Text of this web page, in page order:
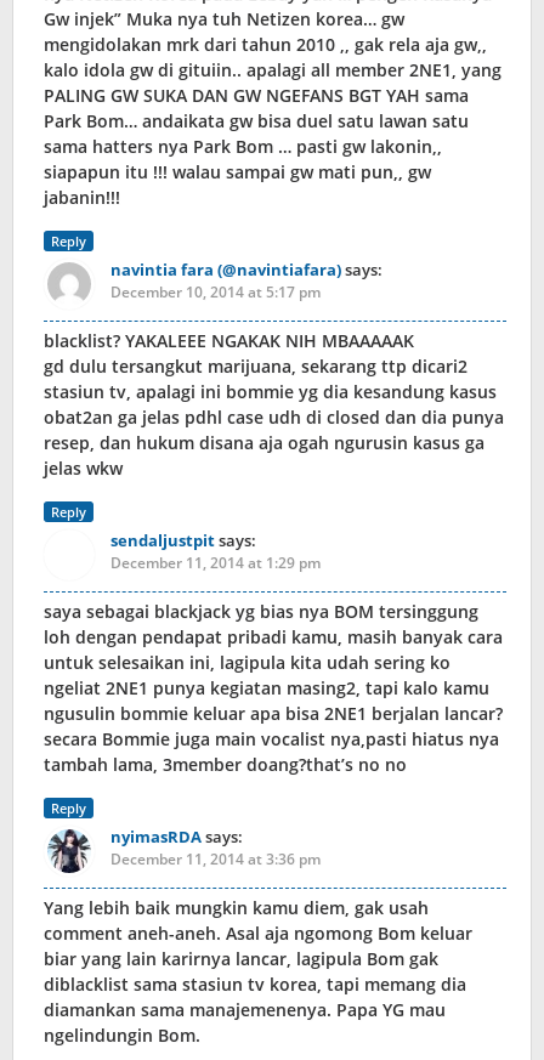
Gw injek” Muka nya tuh Netizen korea… gw
mengidolakan mrk dari tahun 2010 ,, gak rela aja gw,,
kalo idola gw di gituiin.. apalagi all member 2NE1, yang
PALING GW SUKA DAN GW NGEFANS BGT YAH sama
Park Bom… andaikata gw bisa duel satu lawan satu
sama hatters nya Park Bom … pasti gw lakonin,,
siapapun itu !!! walau sampai gw mati pun,, gw
jabanin!!!
Reply
navintia fara (@navintiafara)says:
December 10, 2014 at 5:17 pm
blacklist? YAKALEEE NGAKAK NIH MBAAAAAK
gd dulu tersangkut marijuana, sekarang ttp dicari2
stasiun tv, apalagi ini bommie yg dia kesandung kasus
obat2an ga jelas pdhl case udh di closed dan dia punya
resep, dan hukum disana aja ogah ngurusin kasus ga
jelas wkw
Reply
sendaljustpitsays:
December 11, 2014 at 1:29 pm
saya sebagai blackjack yg bias nya BOM tersinggung
loh dengan pendapat pribadi kamu, masih banyak cara
untuk selesaikan ini, lagipula kita udah sering ko
ngeliat 2NE1 punya kegiatan masing2, tapi kalo kamu
ngusulin bommie keluar apa bisa 2NE1 berjalan lancar?
secara Bommie juga main vocalist nya,pasti hiatus nya
tambah lama, 3member doang?that’s no no
Reply
nyimasRDAsays:
December 11, 2014 at 3:36 pm
Yang lebih baik mungkin kamu diem, gak usah
comment aneh-aneh. Asal aja ngomong Bom keluar
biar yang lain karirnya lancar, lagipula Bom gak
diblacklist sama stasiun tv korea, tapi memang dia
diamankan sama manajemenenya. Papa YG mau
ngelindungin Bom.